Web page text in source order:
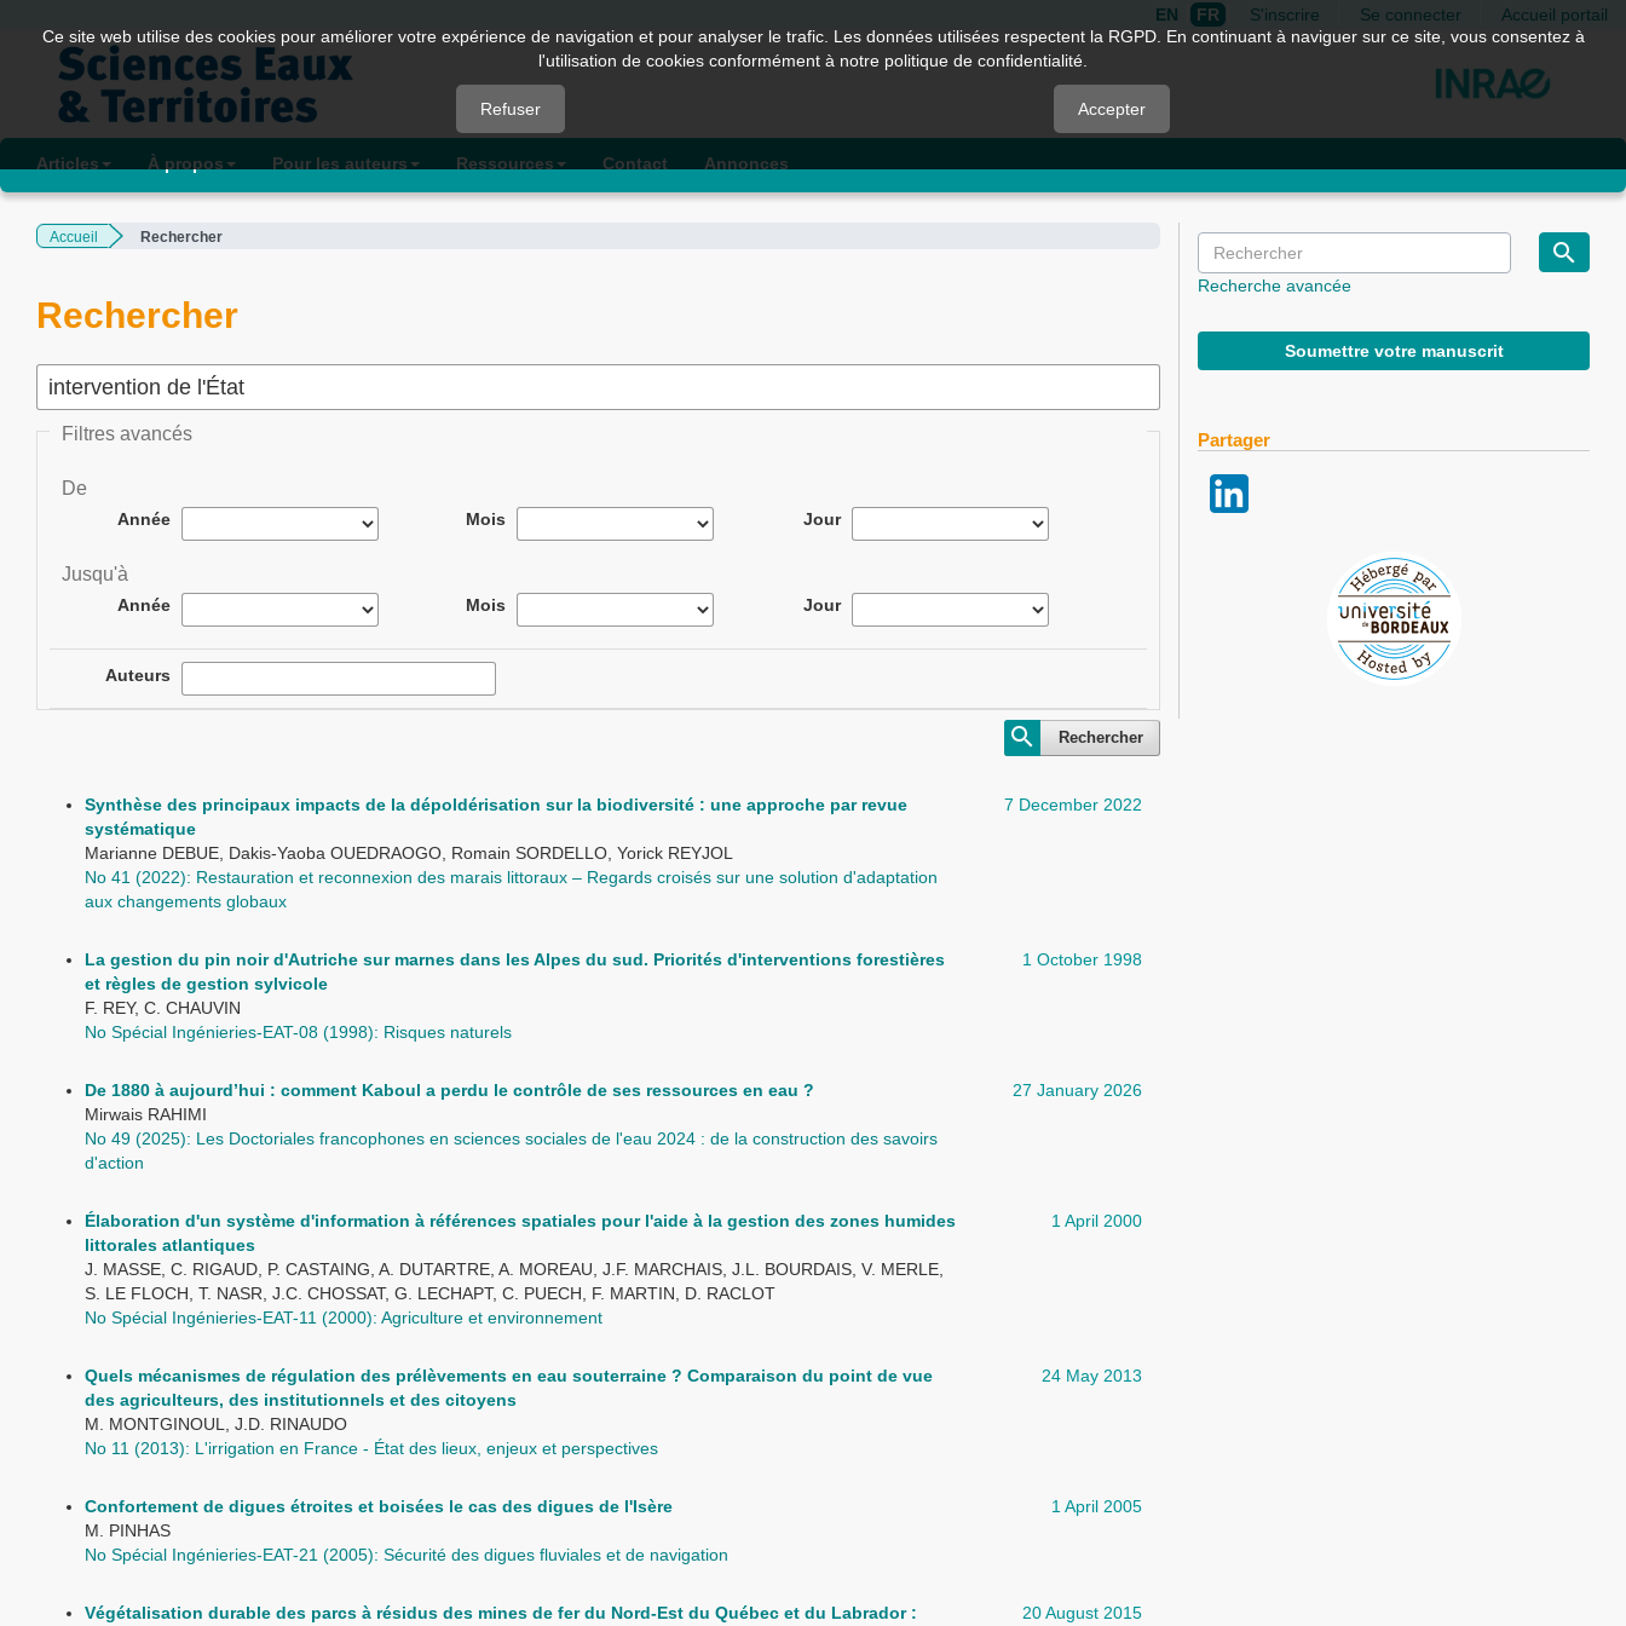
Quick
jump
page
content
Navigation
Main
Sidebar
EN FR S'inscrire Se connecter Accueil portail
Articles À propos Pour les auteurs Ressources Contact Annonces
Accueil Rechercher
Rechercher
Filtres avancés
De
Année Mois Jour
Jusqu'à
Année Mois Jour
Auteurs
Rechercher
7 December 2022
Synthèse des principaux impacts de la dépoldérisation sur la biodiversité : une approche par revue
systématique
Marianne DEBUE, Dakis-Yaoba OUEDRAOGO, Romain SORDELLO, Yorick REYJOL
No 41 (2022): Restauration et reconnexion des marais littoraux – Regards croisés sur une solution d'adaptation
aux changements globaux
1 October 1998
La gestion du pin noir d'Autriche sur marnes dans les Alpes du sud. Priorités d'interventions forestières
et règles de gestion sylvicole
F. REY, C. CHAUVIN
No Spécial Ingénieries-EAT-08 (1998): Risques naturels
27 January 2026
De 1880 à aujourd’hui : comment Kaboul a perdu le contrôle de ses ressources en eau ?
Mirwais RAHIMI
No 49 (2025): Les Doctoriales francophones en sciences sociales de l'eau 2024 : de la construction des savoirs
d'action
1 April 2000
Élaboration d'un système d'information à références spatiales pour l'aide à la gestion des zones humides
littorales atlantiques
J. MASSE, C. RIGAUD, P. CASTAING, A. DUTARTRE, A. MOREAU, J.F. MARCHAIS, J.L. BOURDAIS, V. MERLE,
S. LE FLOCH, T. NASR, J.C. CHOSSAT, G. LECHAPT, C. PUECH, F. MARTIN, D. RACLOT
No Spécial Ingénieries-EAT-11 (2000): Agriculture et environnement
24 May 2013
Quels mécanismes de régulation des prélèvements en eau souterraine ? Comparaison du point de vue
des agriculteurs, des institutionnels et des citoyens
M. MONTGINOUL, J.D. RINAUDO
No 11 (2013): L'irrigation en France - État des lieux, enjeux et perspectives
1 April 2005
Confortement de digues étroites et boisées le cas des digues de l'Isère
M. PINHAS
No Spécial Ingénieries-EAT-21 (2005): Sécurité des digues fluviales et de navigation
20 August 2015
Végétalisation durable des parcs à résidus des mines de fer du Nord-Est du Québec et du Labrador :
Recherche avancée
Soumettre votre manuscrit
Partager
Ce site web utilise des cookies pour améliorer votre expérience de navigation et pour analyser le trafic. Les données utilisées respectent la RGPD. En continuant à naviguer sur ce site, vous consentez à
l'utilisation de cookies conformément à notre politique de confidentialité.
Refuser Accepter